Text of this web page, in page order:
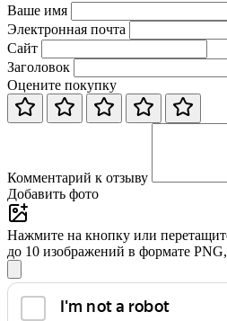
Ваше имя
Электронная почта
Сайт
Заголовок
Оцените покупку
Комментарий к отзыву
Добавить фото
Нажмите на кнопку или
до 10 изображений в формате